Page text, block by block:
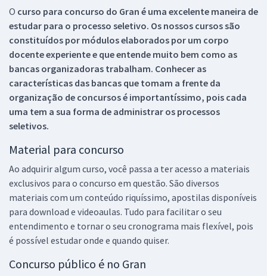
O curso para concurso do Gran é uma excelente maneira de
estudar para o processo seletivo. Os nossos cursos são
constituídos por módulos elaborados por um corpo
docente experiente e que entende muito bem como as
bancas organizadoras trabalham. Conhecer as
características das bancas que tomam a frente da
organização de concursos é importantíssimo, pois cada
uma tem a sua forma de administrar os processos
seletivos.
Material para concurso
Ao adquirir algum curso, você passa a ter acesso a materiais
exclusivos para o concurso em questão. São diversos
materiais com um conteúdo riquíssimo, apostilas disponíveis
para download e videoaulas. Tudo para facilitar o seu
entendimento e tornar o seu cronograma mais flexível, pois
é possível estudar onde e quando quiser.
Concurso público é no Gran